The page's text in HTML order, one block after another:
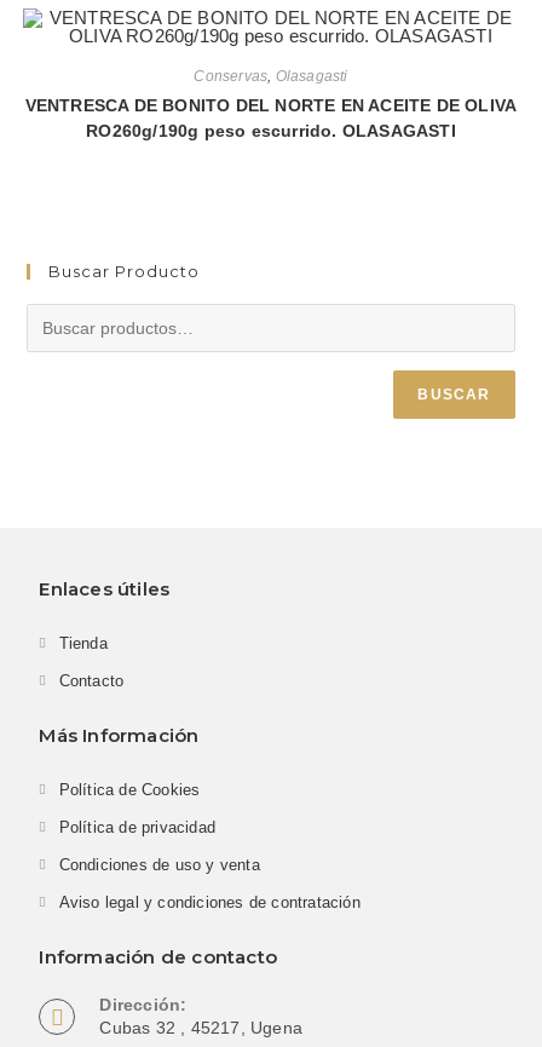
Conservas Olasagasti
VENTRESCA DE BONITO DEL NORTE EN ACEITE DE OLIVA
RO260g/190g peso escurrido. OLASAGASTI
Buscar Producto
BUSCAR
Enlaces útiles
Tienda
Contacto
Más Información
Política de Cookies
Política de privacidad
Condiciones de uso y venta
Aviso legal y condiciones de contratación
Información de contacto
Dirección:
Cubas 32 , 45217, Ugena